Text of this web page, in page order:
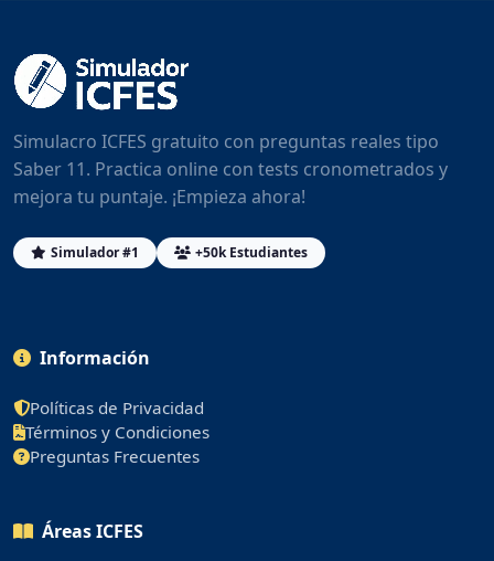
Simulacro ICFES gratuito con preguntas reales tipo
Saber 11. Practica online con tests cronometrados y
mejora tu puntaje. ¡Empieza ahora!
Simulador #1 +50k Estudiantes
Información
Políticas de Privacidad
Términos y Condiciones
Preguntas Frecuentes
Áreas ICFES